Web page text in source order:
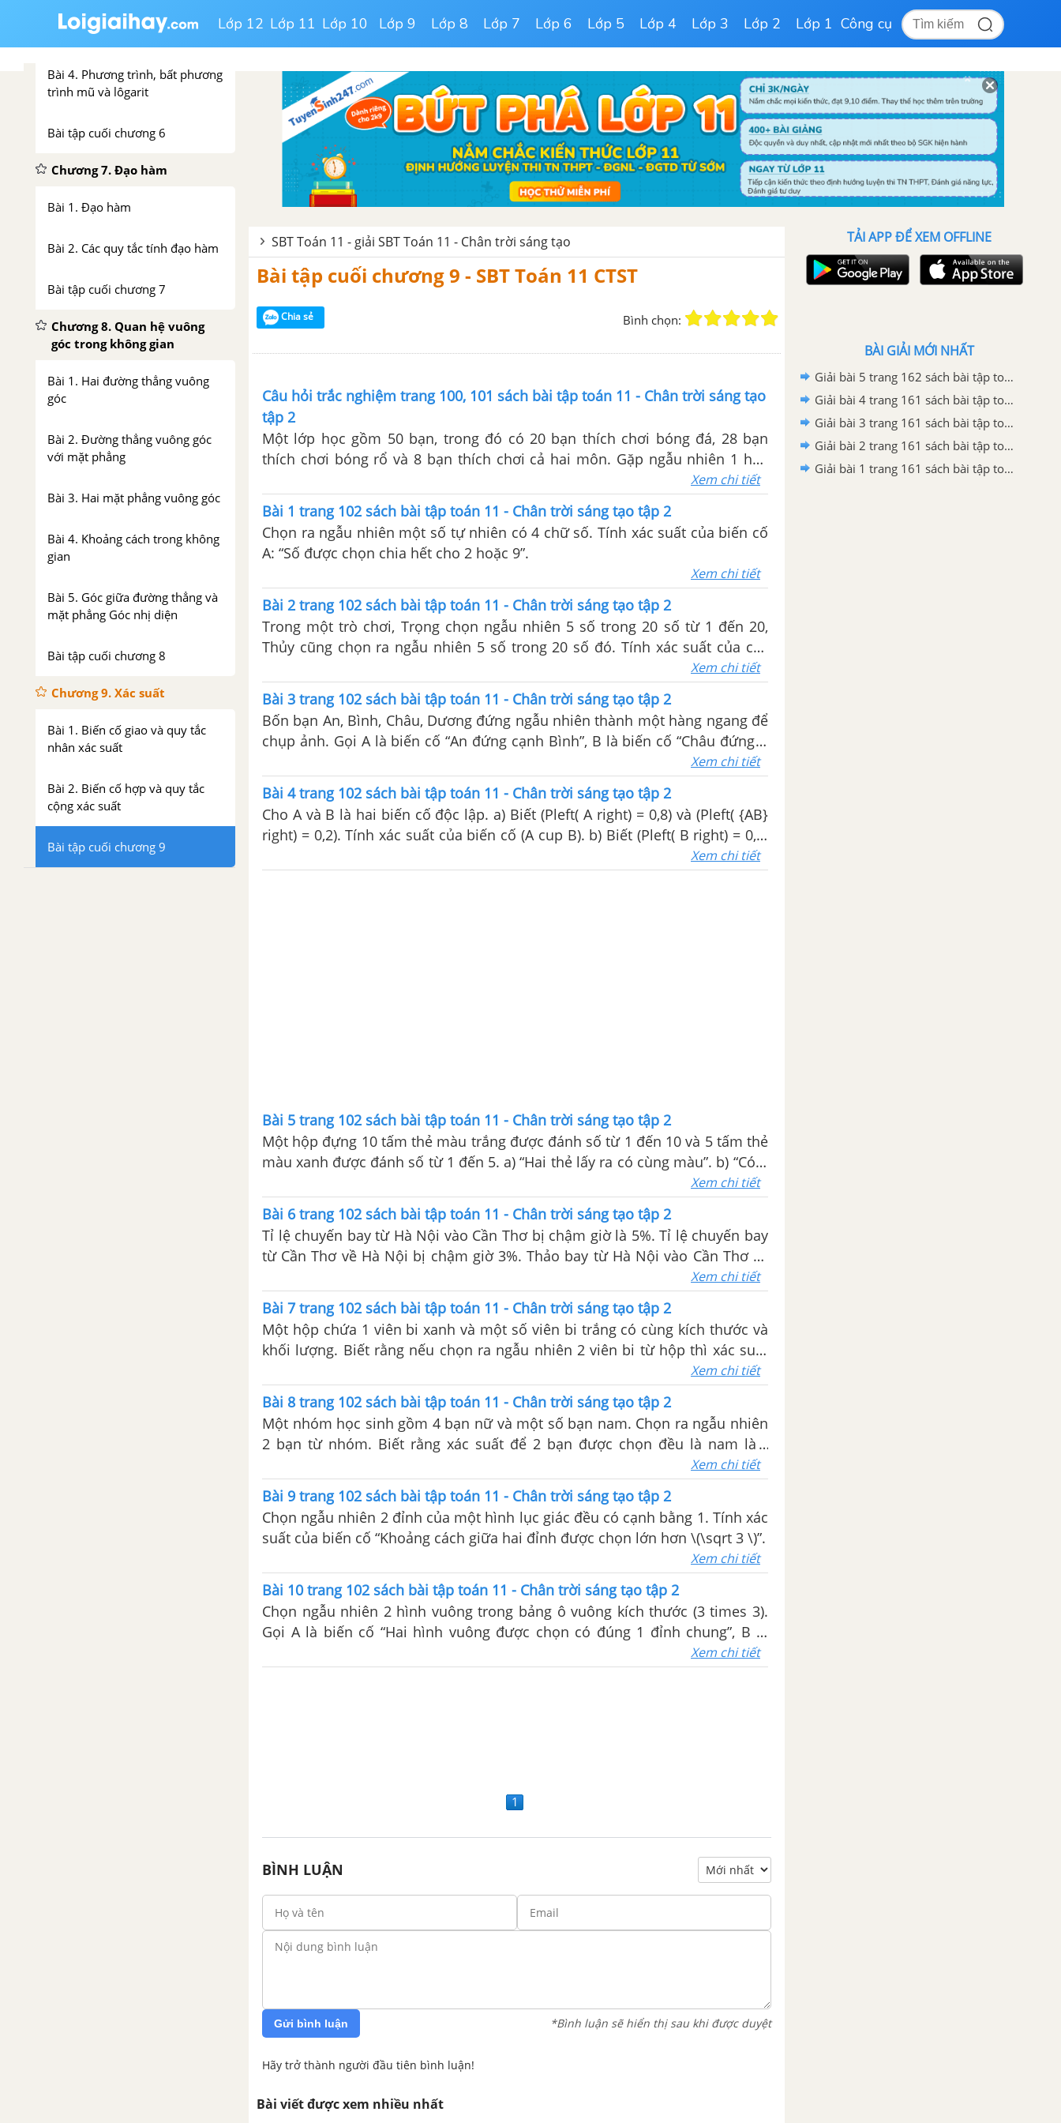
Lớp 12 Lớp 11 Lớp 10 Lớp 9 Lớp 8 Lớp 7 Lớp 6 Lớp 5 Lớp 4 Lớp 3 Lớp 2 Lớp 1 Công cụ
Bài 3. Hàm số mũ Hàm số
lôgarit
Bài 4. Phương trình, bất phương
trình mũ và lôgarit
Bài tập cuối chương 6
Chương 7. Đạo hàm
Bài 1. Đạo hàm
Bài 2. Các quy tắc tính đạo hàm
Bài tập cuối chương 7
Chương 8. Quan hệ vuông
góc trong không gian
Bài 1. Hai đường thẳng vuông
góc
Bài 2. Đường thẳng vuông góc
với mặt phẳng
Bài 3. Hai mặt phẳng vuông góc
Bài 4. Khoảng cách trong không
gian
Bài 5. Góc giữa đường thẳng và
mặt phẳng Góc nhị diện
Bài tập cuối chương 8
Chương 9. Xác suất
Bài 1. Biến cố giao và quy tắc
nhân xác suất
Bài 2. Biến cố hợp và quy tắc
cộng xác suất
Bài tập cuối chương 9
SBT Toán 11 - giải SBT Toán 11 - Chân trời sáng tạo
Bài tập cuối chương 9 - SBT Toán 11 CTST
Chia sẻ Bình chọn:
Câu hỏi trắc nghiệm trang 100, 101 sách bài tập toán 11 - Chân trời sáng tạo
tập 2
Một lớp học gồm 50 bạn, trong đó có 20 bạn thích chơi bóng đá, 28 bạn
thích chơi bóng rổ và 8 bạn thích chơi cả hai môn. Gặp ngẫu nhiên 1 học
sinh trong lớp. Xác suất của biến cố “Bạn được gặp thích chơi bóng đá hoặc
bóng rổ” là
Xem chi tiết
Bài 1 trang 102 sách bài tập toán 11 - Chân trời sáng tạo tập 2
Chọn ra ngẫu nhiên một số tự nhiên có 4 chữ số. Tính xác suất của biến cố
A: “Số được chọn chia hết cho 2 hoặc 9”.
Xem chi tiết
Bài 2 trang 102 sách bài tập toán 11 - Chân trời sáng tạo tập 2
Trong một trò chơi, Trọng chọn ngẫu nhiên 5 số trong 20 số từ 1 đến 20,
Thủy cũng chọn ra ngẫu nhiên 5 số trong 20 số đó. Tính xác suất của các
biến cố A: “Trọng và Thủy đều chọn số 1”; B: “Trọng và Thủy không chọn
được số nào giống nhau”.
Xem chi tiết
Bài 3 trang 102 sách bài tập toán 11 - Chân trời sáng tạo tập 2
Bốn bạn An, Bình, Châu, Dương đứng ngẫu nhiên thành một hàng ngang để
chụp ảnh. Gọi A là biến cố “An đứng cạnh Bình”, B là biến cố “Châu đứng ở
Xem chi tiết
Bài 4 trang 102 sách bài tập toán 11 - Chân trời sáng tạo tập 2
Cho A và B là hai biến cố độc lập. a) Biết (Pleft( A right) = 0,8) và (Pleft( {AB}
right) = 0,2). Tính xác suất của biến cố (A cup B). b) Biết (Pleft( B right) = 0,3)
Xem chi tiết
Bài 5 trang 102 sách bài tập toán 11 - Chân trời sáng tạo tập 2
Một hộp đựng 10 tấm thẻ màu trắng được đánh số từ 1 đến 10 và 5 tấm thẻ
màu xanh được đánh số từ 1 đến 5. a) “Hai thẻ lấy ra có cùng màu”. b) “Có ít
Xem chi tiết
Bài 6 trang 102 sách bài tập toán 11 - Chân trời sáng tạo tập 2
Tỉ lệ chuyến bay từ Hà Nội vào Cần Thơ bị chậm giờ là 5%. Tỉ lệ chuyến bay
từ Cần Thơ về Hà Nội bị chậm giờ 3%. Thảo bay từ Hà Nội vào Cần Thơ và
Xem chi tiết
Bài 7 trang 102 sách bài tập toán 11 - Chân trời sáng tạo tập 2
Một hộp chứa 1 viên bi xanh và một số viên bi trắng có cùng kích thước và
khối lượng. Biết rằng nếu chọn ra ngẫu nhiên 2 viên bi từ hộp thì xác suất
lấy được 2 viên bi cùng màu là 0,6. Hỏi trong hộp có bao nhiêu viên bi
trắng?
Xem chi tiết
Bài 8 trang 102 sách bài tập toán 11 - Chân trời sáng tạo tập 2
Một nhóm học sinh gồm 4 bạn nữ và một số bạn nam. Chọn ra ngẫu nhiên
2 bạn từ nhóm. Biết rằng xác suất để 2 bạn được chọn đều là nam là \
(\frac{1}{3}\). Tính xác suất của biến cố “Cả 2 bạn được chọn có cùng giới
tính”.
Xem chi tiết
Bài 9 trang 102 sách bài tập toán 11 - Chân trời sáng tạo tập 2
Chọn ngẫu nhiên 2 đỉnh của một hình lục giác đều có cạnh bằng 1. Tính xác
suất của biến cố “Khoảng cách giữa hai đỉnh được chọn lớn hơn \(\sqrt 3 \)”.
Xem chi tiết
Bài 10 trang 102 sách bài tập toán 11 - Chân trời sáng tạo tập 2
Chọn ngẫu nhiên 2 hình vuông trong bảng ô vuông kích thước (3 times 3).
Gọi A là biến cố “Hai hình vuông được chọn có đúng 1 đỉnh chung”, B là
biến cố “Hai hình vuông được chọn có 1 cạnh chung”. Tính xác suất của
biến cố (A cup B).
Xem chi tiết
1
BÌNH LUẬN
Gửi bình luận *Bình luận sẽ hiển thị sau khi được duyệt
Hãy trở thành người đầu tiên bình luận!
Bài viết được xem nhiều nhất
TẢI APP ĐỂ XEM OFFLINE
BÀI GIẢI MỚI NHẤT
Giải bài 5 trang 162 sách bài tập toán 11 - Chân trời sáng tạo tập 1
Giải bài 4 trang 161 sách bài tập toán 11 - Chân trời sáng tạo tập 1
Giải bài 3 trang 161 sách bài tập toán 11 - Chân trời sáng tạo tập 1
Giải bài 2 trang 161 sách bài tập toán 11 - Chân trời sáng tạo tập 1
Giải bài 1 trang 161 sách bài tập toán 11 - Chân trời sáng tạo tập 1